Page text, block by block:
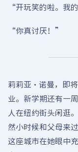
“开玩笑的啦。我
“你真讨厌！”
莉莉亚·诺曼，即
业。新学期还有一
人在纽约街头闲逛
然小时候和父母来
这座城市在她眼中